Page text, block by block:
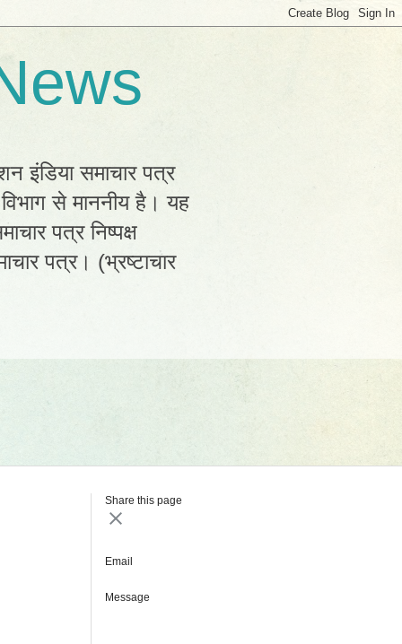
इंडिया समाचार पत्र
से माननीय है। यह
पत्र निष्पक्ष
पत्र। (भ्रष्टाचार
Share this page
Email
Message